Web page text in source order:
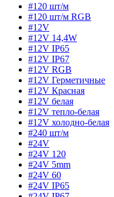
#120 шт/м
#120 шт/м RGB
#12V
#12V 14,4W
#12V IP65
#12V IP67
#12V RGB
#12V Герметичные
#12V Красная
#12V белая
#12V тепло-белая
#12V холодно-белая
#240 шт/м
#24V
#24V 120
#24V 5mm
#24V 60
#24V IP65